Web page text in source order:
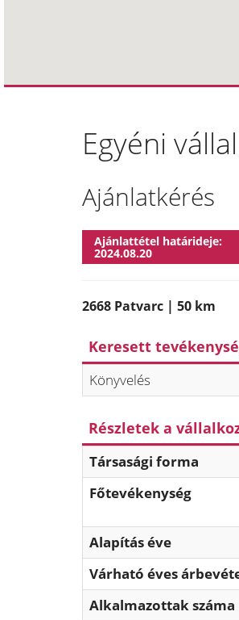
Egyéni
Ajánlatkérés
Ajánlattétel határideje:
2024.08.20
2668 Patvarc | 50 km
Keresett
Könyvelés
Részletek a
Társasági forma
Főtevékenység
Alapítás éve
Várható éves
Alkalmazottak száma